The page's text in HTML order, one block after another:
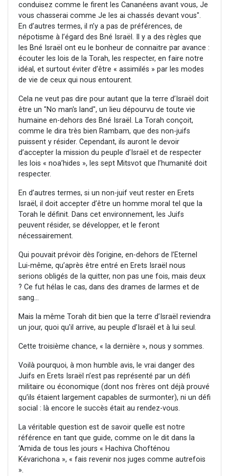
conduisez comme le firent les Cananéens avant vous, Je
vous chasserai comme Je les ai chassés devant vous".
En d’autres termes, il n’y a pas de préférences, de
népotisme à l’égard des Bné Israël. Il y a des règles que
les Bné Israël ont eu le bonheur de connaitre par avance :
écouter les lois de la Torah, les respecter, en faire notre
idéal, et surtout éviter d’être « assimilés » par les modes
de vie de ceux qui nous entourent.
Cela ne veut pas dire pour autant que la terre d’Israël doit
être un "No man's land", un lieu dépourvu de toute vie
humaine en-dehors des Bné Israël. La Torah conçoit,
comme le dira très bien Rambam, que des non-juifs
puissent y résider. Cependant, ils auront le devoir
d’accepter la mission du peuple d’Israël et de respecter
les lois « noa’hides », les sept Mitsvot que l’humanité doit
respecter.
En d’autres termes, si un non-juif veut rester en Erets
Israël, il doit accepter d’être un homme moral tel que la
Torah le définit. Dans cet environnement, les Juifs
peuvent résider, se développer, et le feront
nécessairement.
Qui pouvait prévoir dès l’origine, en-dehors de l’Eternel
Lui-même, qu’après être entré en Erets Israël nous
serions obligés de la quitter, non pas une fois, mais deux
? Ce fut hélas le cas, dans des drames de larmes et de
sang...
Mais la même Torah dit bien que la terre d’Israël reviendra
un jour, quoi qu'il arrive, au peuple d’Israël et à lui seul.
Cette troisième chance, « la dernière », nous y sommes.
Voilà pourquoi, à mon humble avis, le vrai danger des
Juifs en Erets Israël n’est pas représenté par un défi
militaire ou économique (dont nos frères ont déjà prouvé
qu’ils étaient largement capables de surmonter), ni un défi
social : là encore le succès était au rendez-vous.
La véritable question est de savoir quelle est notre
référence en tant que guide, comme on le dit dans la
‘Amida de tous les jours « Hachiva Chofténou
Kévarichona », « fais revenir nos juges comme autrefois
».